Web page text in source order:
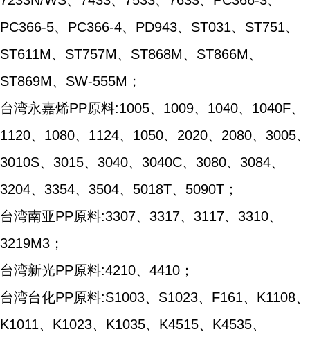
PC366-5、PC366-4、PD943、ST031、ST751、
ST611M、ST757M、ST868M、ST866M、
ST869M、SW-555M；
台湾永嘉烯PP原料:1005、1009、1040、1040F、
1120、1080、1124、1050、2020、2080、3005、
3010S、3015、3040、3040C、3080、3084、
3204、3354、3504、5018T、5090T；
台湾南亚PP原料:3307、3317、3117、3310、
3219M3；
台湾新光PP原料:4210、4410；
台湾台化PP原料:S1003、S1023、F161、K1108、
K1011、K1023、K1035、K4515、K4535、